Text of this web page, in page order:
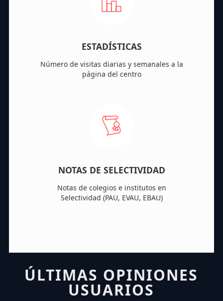
ESTADÍSTICAS
Número de visitas diarias y semanales a la
página del centro
NOTAS DE SELECTIVIDAD
Notas de colegios e institutos en
Selectividad (PAU, EVAU, EBAU)
ÚLTIMAS OPINIONES
USUARIOS